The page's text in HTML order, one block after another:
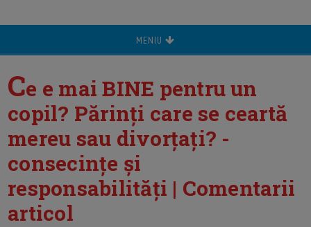
MENIU
Ce e mai BINE pentru un
copil? Părinți care se ceartă
mereu sau divorțați? -
consecințe și
responsabilități | Comentarii
articol